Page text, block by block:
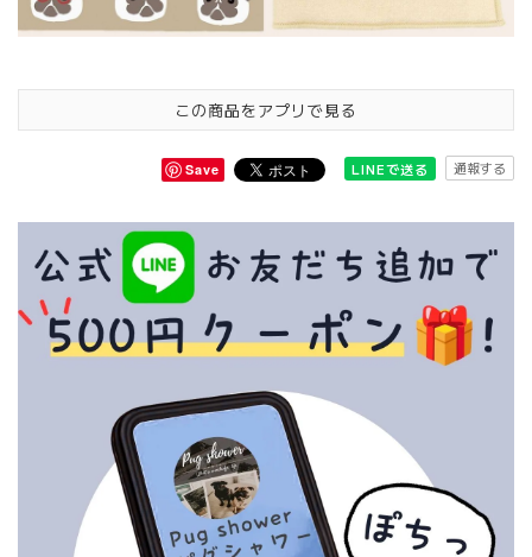
この商品をアプリで見る
Save LINEで送る 通報する